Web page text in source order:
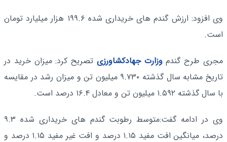
وی افزود: ارزش گندم های خریداری شده ۱۹۹.۶ هزار میلیارد تومان
است.
مجری طرح گندموزارت جهادکشاورزی تصریح کرد: میزان خرید در
تاریخ مشابه سال گذشته ۹.۷۳۰ میلیون تن و میزان رشد در مقایسه
با سال گذشته ۱.۵۹۲ میلیون تن و معادل ۱۶.۴ درصد است.
وی در ادامه گفت:متوسط رطوبت گندم های خریداری شده ۹.۳
درصد، میانگین افت مفید ۱.۱۵ درصد و افت غیر مفید ۱.۱۵ درصد و